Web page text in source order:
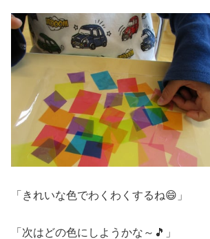
「きれいな色でわくわくするね😄」
「次はどの色にしようかな～🎵」